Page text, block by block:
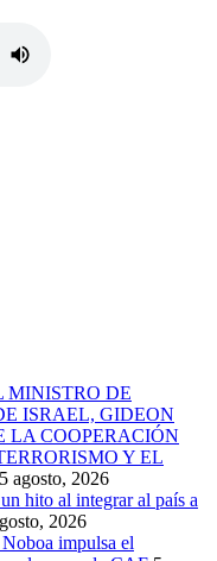
MINISTRO DE
ISRAEL, GIDEON
LA COOPERACIÓN
Y EL
5 agosto, 2026
hito al integrar al país a
2026
impulsa el